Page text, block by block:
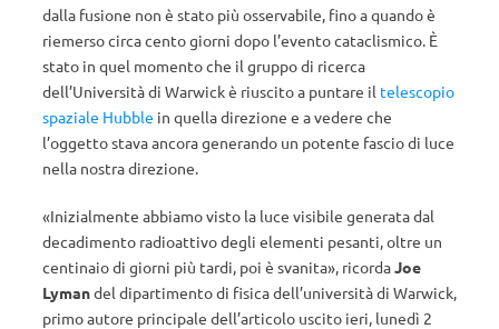
dalla fusione non è stato più osservabile, fino a quando è
riemerso circa cento giorni dopo l’evento cataclismico. È
stato in quel momento che il gruppo di ricerca
dell’Università di Warwick è riuscito a puntare il telescopio
spaziale Hubble in quella direzione e a vedere che
l’oggetto stava ancora generando un potente fascio di luce
nella nostra direzione.
«Inizialmente abbiamo visto la luce visibile generata dal
decadimento radioattivo degli elementi pesanti, oltre un
centinaio di giorni più tardi, poi è svanita», ricordaJoe
Lymandel dipartimento di fisica dell’università di Warwick,
primo autore principale dell’articolo uscito ieri, lunedì 2